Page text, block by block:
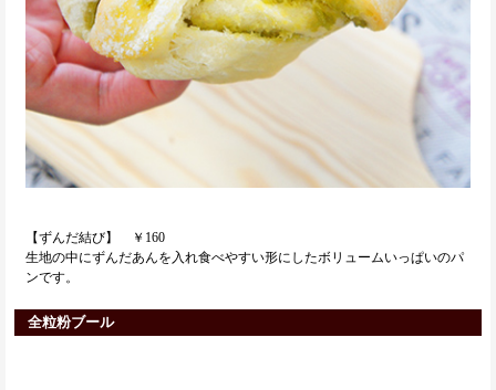
【ずんだ結び】 ￥160
生地の中にずんだあんを入れ食べやすい形にしたボリュームいっぱいのパ
ンです。
全粒粉ブール